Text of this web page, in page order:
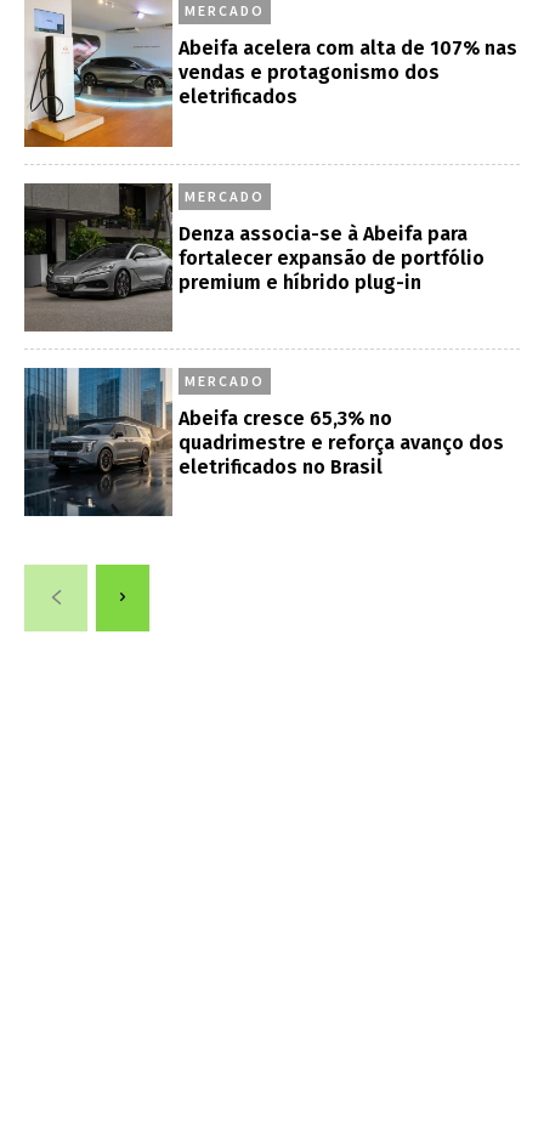
MERCADO
Abeifa acelera com alta de 107% nas
vendas e protagonismo dos
eletrificados
MERCADO
Denza associa-se à Abeifa para
fortalecer expansão de portfólio
premium e híbrido plug-in
MERCADO
Abeifa cresce 65,3% no
quadrimestre e reforça avanço dos
eletrificados no Brasil